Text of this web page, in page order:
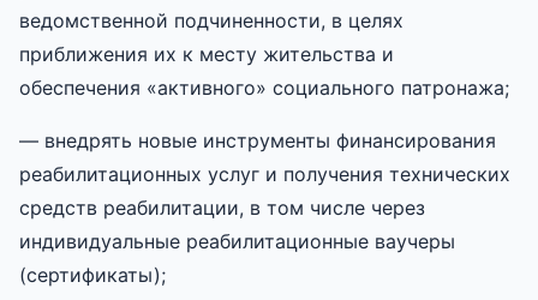
ведомственной подчиненности, в целях
приближения их к месту жительства и
обеспечения «активного» социального патронажа;
— внедрять новые инструменты финансирования
реабилитационных услуг и получения технических
средств реабилитации, в том числе через
индивидуальные реабилитационные ваучеры
(сертификаты);